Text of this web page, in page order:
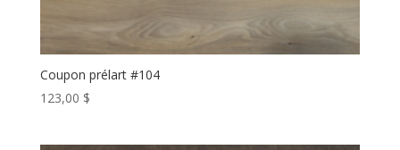
Coupon prélart #104
123,00 $